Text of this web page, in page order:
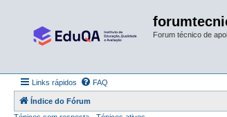
Forum técnico de
Links rápidos FAQ
Índice do Fórum